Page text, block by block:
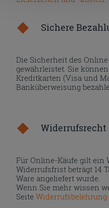
Sichere
Die Sicherheit des
gewährleistet. Sie
Kreditkarten (Visa und
Banküberweisung
Widerrufsrecht
Für Online-Käufe gilt ein
Widerrufsfrist beträgt 14
Ware angeliefert wurde.
Wenn Sie mehr wissen
Seite